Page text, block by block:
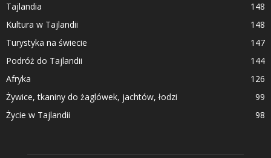
Tajlandia
148
Kultura w Tajlandii
148
Turystyka na świecie
147
Podróż do Tajlandii
144
Afryka
126
Żywice, tkaniny do żaglówek, jachtów, łodzi
99
Życie w Tajlandii
98